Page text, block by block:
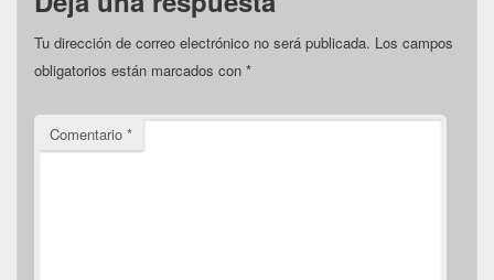
Tu dirección de correo electrónico no será publicada. Los campos
obligatorios están marcados con *
Comentario *